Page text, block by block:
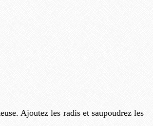
Ajoutez les radis et saupoudrez les